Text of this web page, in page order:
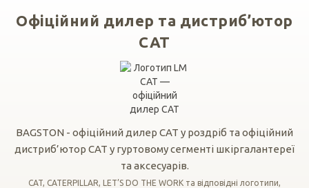
Офіційний дилер та дистриб’ютор
CAT
BAGSTON - офіційний дилер CAT у роздріб та офіційний
дистриб’ютор CAT у гуртовому сегменті шкіргалантереї
та аксесуарів.
CAT, CATERPILLAR, LET’S DO THE WORK та відповідні логотипи,